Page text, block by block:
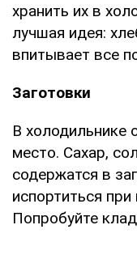
хранить их в
лучшая идея:
впитывает все
Заготовки
В холодильнике
место. Сахар,
содержатся в
испортиться
Попробуйте